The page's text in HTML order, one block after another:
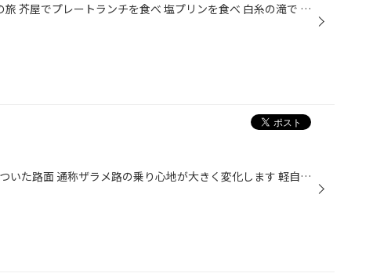
糸島へランチ＆デザートの旅 芥屋でプレートランチを食べ 塩プリンを食べ 白糸の滝で かき氷を食べ 天気も絶好調の快晴でまるで沖縄の様な海の景色でした ごちそうさまでした
軽自動車専用 レグノ ざらついた路面 通称ザラメ路の乗り心地が大きく変化します 軽自動車のプレミアムタイヤといえば レグノGR-レジェーラ です